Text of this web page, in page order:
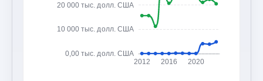
0,00 тыс. долл. США
10 000 тыс. долл. США
20 000 тыс. долл. США
2012 2016 2020